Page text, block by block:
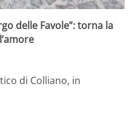
delle Favole”: torna la
di Colliano, in